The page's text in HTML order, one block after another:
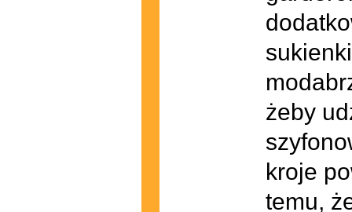
żeby
kroje
temu,